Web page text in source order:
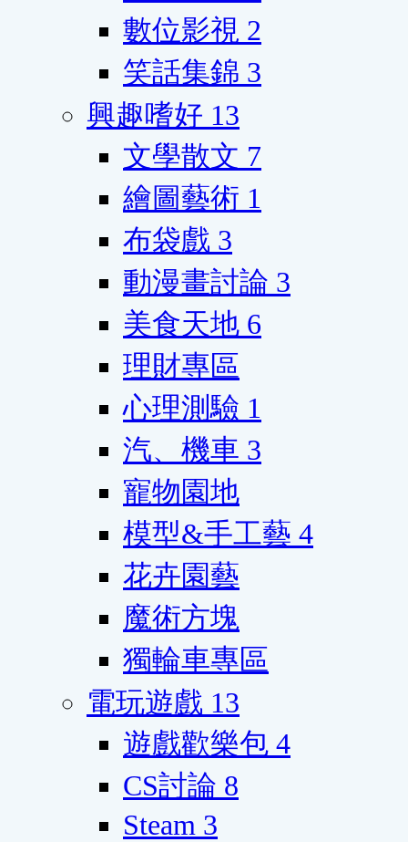
數位影視 2
笑話集錦 3
興趣嗜好 13
文學散文 7
繪圖藝術 1
布袋戲 3
動漫畫討論 3
美食天地 6
理財專區
心理測驗 1
汽、機車 3
寵物園地
模型&手工藝 4
花卉園藝
魔術方塊
獨輪車專區
電玩遊戲 13
遊戲歡樂包 4
CS討論 8
Steam 3